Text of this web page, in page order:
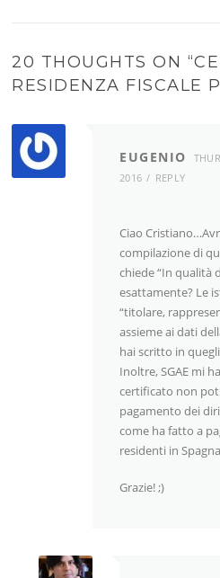
20 THOUGHTS ON “
RESIDENZA FISCALE
EUGENIO
2016
REPLY
Ciao
compilazione di
chiede “In qualità
esattamente? Le
“titolare,
assieme ai dati
hai scritto in
Inoltre, SGAE mi
certificato non
pagamento dei
come ha fatto a
residenti in
Grazie! ;)